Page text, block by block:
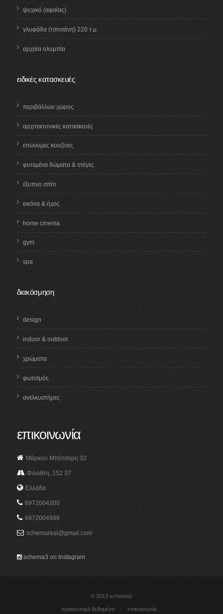
ψυχικό (αφαίας)
γλυφάδα (τσιτσάνη) 220 τ.μ.
αρχαία ολυμπία
ειδικές κατασκευές
περιβάλλων χώρος
αρχιτεκτονικές κατασκευές
επώνυμες κουζίνες
φυτεμένα δώματα & στέγες
έξυπνο σπίτι
εικόνα & ήχος
home cinema
gym
spa
διακόσμηση
design
indoor & outdoor
χρώματα
φωτισμός
ανελκυστήρες
επικοινωνία
Μάρκου Μπότσαρη 32
Φιλοθέη, 152 37
Ελλάδα
6972004200
6972004998
schemareal@gmail.com
schema3 on Instagram
© 2013 schema3
προσωπικά δεδομένα επικοινωνία